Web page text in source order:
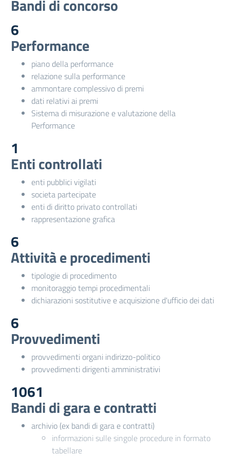
Bandi di concorso
6
Performance
piano della performance
relazione sulla performance
ammontare complessivo di premi
dati relativi ai premi
Sistema di misurazione e valutazione della
Performance
1
Enti controllati
enti pubblici vigilati
societa partecipate
enti di diritto privato controllati
rappresentazione grafica
6
Attività e procedimenti
tipologie di procedimento
monitoraggio tempi procedimentali
dichiarazioni sostitutive e acquisizione d'ufficio dei dati
6
Provvedimenti
provvedimenti organi indirizzo-politico
provvedimenti dirigenti amministrativi
1061
Bandi di gara e contratti
archivio (ex bandi di gara e contratti)
informazioni sulle singole procedure in formato
tabellare